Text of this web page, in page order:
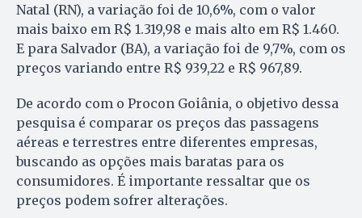
Natal (RN), a variação foi de 10,6%, com o valor
mais baixo em R$ 1.319,98 e mais alto em R$ 1.460.
E para Salvador (BA), a variação foi de 9,7%, com os
preços variando entre R$ 939,22 e R$ 967,89.
De acordo com o Procon Goiânia, o objetivo dessa
pesquisa é comparar os preços das passagens
aéreas e terrestres entre diferentes empresas,
buscando as opções mais baratas para os
consumidores. É importante ressaltar que os
preços podem sofrer alterações.